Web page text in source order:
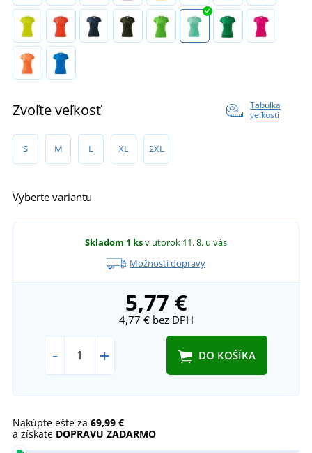
Zvoľte veľkosť
Tabuľka
veľkostí
S M L XL 2XL
Vyberte variantu
Skladom 1 ksv utorok 11. 8. u vás
Možnosti dopravy
5,77 €
4,77 €bez DPH
- + DO KOŠÍKA
Nakúpte ešte za 69,99 €
a získate DOPRAVU ZADARMO